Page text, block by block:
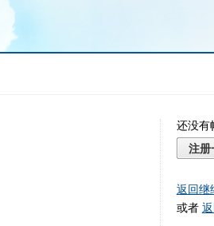
还没有
注册
返回继
或者